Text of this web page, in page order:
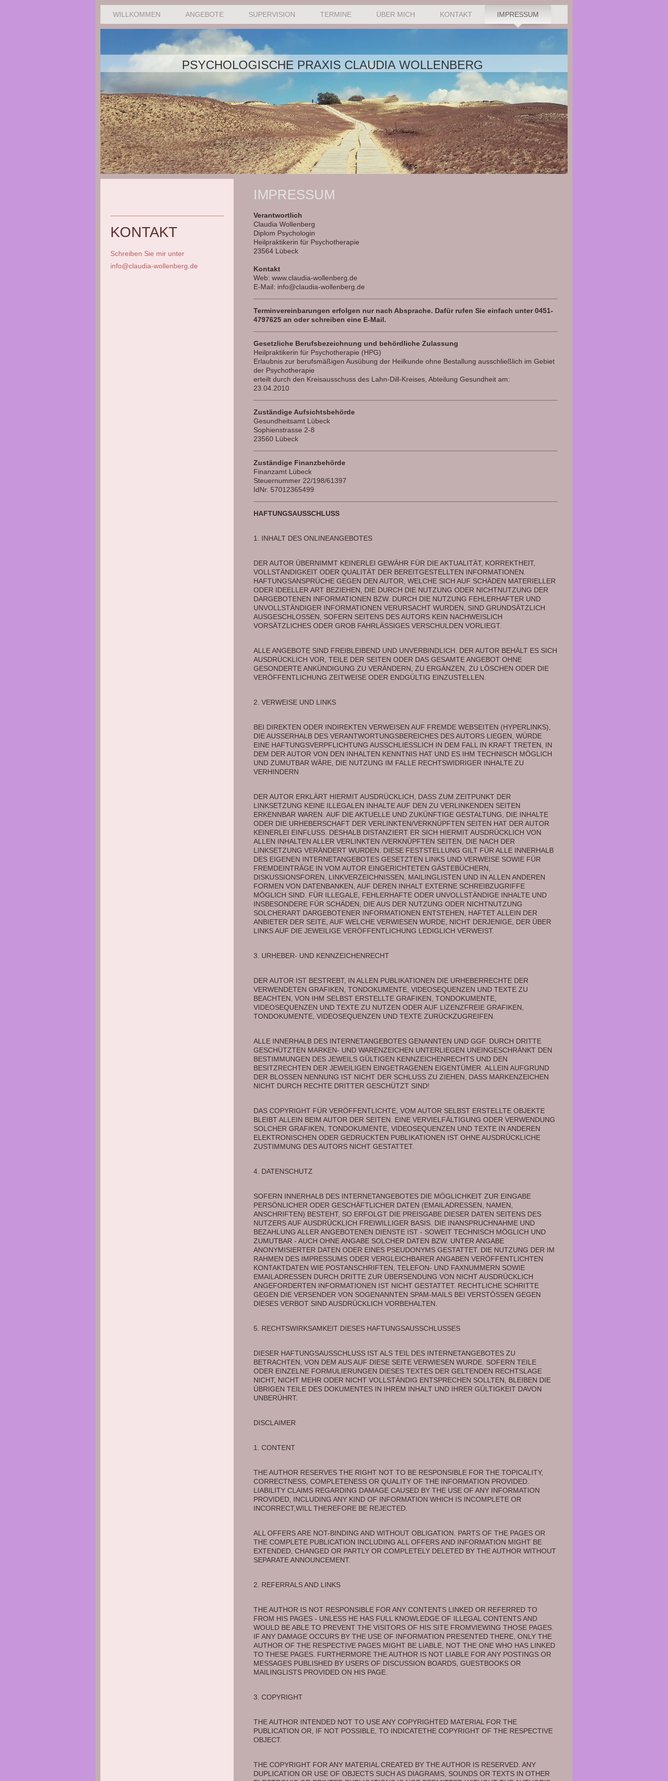
WILLKOMMEN ANGEBOTE SUPERVISION TERMINE ÜBER MICH KONTAKT IMPRESSUM
PSYCHOLOGISCHE PRAXIS CLAUDIA WOLLENBERG
IMPRESSUM
Verantwortlich
Claudia Wollenberg
Diplom Psychologin
Heilpraktikerin für Psychotherapie
23564 Lübeck
Kontakt
Web: www.claudia-wollenberg.de
E-Mail: info@claudia-wollenberg.de
Terminvereinbarungen erfolgen nur nach Absprache. Dafür rufen Sie einfach unter0451-
4797625 an oder schreiben eine E-Mail.
Gesetzliche Berufsbezeichnung und behördliche Zulassung
Heilpraktikerin für Psychotherapie (HPG)
Erlaubnis zur berufsmäßigen Ausübung der Heilkunde ohne Bestallung ausschließlich im Gebiet
der Psychotherapie
erteilt durch den Kreisausschuss des Lahn-Dill-Kreises, Abteilung Gesundheit am:
23.04.2010
Zuständige Aufsichtsbehörde
Gesundheitsamt Lübeck
Sophienstrasse 2-8
23560 Lübeck
Zuständige Finanzbehörde
Finanzamt Lübeck
Steuernummer 22/198/61397
IdNr. 57012365499
HAFTUNGSAUSSCHLUSS
1. INHALT DES ONLINEANGEBOTES
DER AUTOR ÜBERNIMMT KEINERLEI GEWÄHR FÜR DIE AKTUALITÄT, KORREKTHEIT,
VOLLSTÄNDIGKEIT ODER QUALITÄT DER BEREITGESTELLTEN INFORMATIONEN.
HAFTUNGSANSPRÜCHE GEGEN DEN AUTOR, WELCHE SICH AUF SCHÄDEN MATERIELLER
ODER IDEELLER ART BEZIEHEN, DIE DURCH DIE NUTZUNG ODER NICHTNUTZUNG DER
DARGEBOTENEN INFORMATIONEN BZW. DURCH DIE NUTZUNG FEHLERHAFTER UND
UNVOLLSTÄNDIGER INFORMATIONEN VERURSACHT WURDEN, SIND GRUNDSÄTZLICH
AUSGESCHLOSSEN, SOFERN SEITENS DES AUTORS KEIN NACHWEISLICH
VORSÄTZLICHES ODER GROB FAHRLÄSSIGES VERSCHULDEN VORLIEGT.
ALLE ANGEBOTE SIND FREIBLEIBEND UND UNVERBINDLICH. DER AUTOR BEHÄLT ES SICH
AUSDRÜCKLICH VOR, TEILE DER SEITEN ODER DAS GESAMTE ANGEBOT OHNE
GESONDERTE ANKÜNDIGUNG ZU VERÄNDERN, ZU ERGÄNZEN, ZU LÖSCHEN ODER DIE
VERÖFFENTLICHUNG ZEITWEISE ODER ENDGÜLTIG EINZUSTELLEN.
2. VERWEISE UND LINKS
BEI DIREKTEN ODER INDIREKTEN VERWEISEN AUF FREMDE WEBSEITEN (HYPERLINKS),
DIE AUSSERHALB DES VERANTWORTUNGSBEREICHES DES AUTORS LIEGEN, WÜRDE
EINE HAFTUNGSVERPFLICHTUNG AUSSCHLIESSLICH IN DEM FALL IN KRAFT TRETEN, IN
DEM DER AUTOR VON DEN INHALTEN KENNTNIS HAT UND ES IHM TECHNISCH MÖGLICH
UND ZUMUTBAR WÄRE, DIE NUTZUNG IM FALLE RECHTSWIDRIGER INHALTE ZU
VERHINDERN
DER AUTOR ERKLÄRT HIERMIT AUSDRÜCKLICH, DASS ZUM ZEITPUNKT DER
LINKSETZUNG KEINE ILLEGALEN INHALTE AUF DEN ZU VERLINKENDEN SEITEN
ERKENNBAR WAREN. AUF DIE AKTUELLE UND ZUKÜNFTIGE GESTALTUNG, DIE INHALTE
ODER DIE URHEBERSCHAFT DER VERLINKTEN/VERKNÜPFTEN SEITEN HAT DER AUTOR
KEINERLEI EINFLUSS. DESHALB DISTANZIERT ER SICH HIERMIT AUSDRÜCKLICH VON
ALLEN INHALTEN ALLER VERLINKTEN /VERKNÜPFTEN SEITEN, DIE NACH DER
LINKSETZUNG VERÄNDERT WURDEN. DIESE FESTSTELLUNG GILT FÜR ALLE INNERHALB
DES EIGENEN INTERNETANGEBOTES GESETZTEN LINKS UND VERWEISE SOWIE FÜR
FREMDEINTRÄGE IN VOM AUTOR EINGERICHTETEN GÄSTEBÜCHERN,
DISKUSSIONSFOREN, LINKVERZEICHNISSEN, MAILINGLISTEN UND IN ALLEN ANDEREN
FORMEN VON DATENBANKEN, AUF DEREN INHALT EXTERNE SCHREIBZUGRIFFE
MÖGLICH SIND. FÜR ILLEGALE, FEHLERHAFTE ODER UNVOLLSTÄNDIGE INHALTE UND
INSBESONDERE FÜR SCHÄDEN, DIE AUS DER NUTZUNG ODER NICHTNUTZUNG
SOLCHERART DARGEBOTENER INFORMATIONEN ENTSTEHEN, HAFTET ALLEIN DER
ANBIETER DER SEITE, AUF WELCHE VERWIESEN WURDE, NICHT DERJENIGE, DER ÜBER
LINKS AUF DIE JEWEILIGE VERÖFFENTLICHUNG LEDIGLICH VERWEIST.
3. URHEBER- UND KENNZEICHENRECHT
DER AUTOR IST BESTREBT, IN ALLEN PUBLIKATIONEN DIE URHEBERRECHTE DER
VERWENDETEN GRAFIKEN, TONDOKUMENTE, VIDEOSEQUENZEN UND TEXTE ZU
BEACHTEN, VON IHM SELBST ERSTELLTE GRAFIKEN, TONDOKUMENTE,
VIDEOSEQUENZEN UND TEXTE ZU NUTZEN ODER AUF LIZENZFREIE GRAFIKEN,
TONDOKUMENTE, VIDEOSEQUENZEN UND TEXTE ZURÜCKZUGREIFEN.
ALLE INNERHALB DES INTERNETANGEBOTES GENANNTEN UND GGF. DURCH DRITTE
GESCHÜTZTEN MARKEN- UND WARENZEICHEN UNTERLIEGEN UNEINGESCHRÄNKT DEN
BESTIMMUNGEN DES JEWEILS GÜLTIGEN KENNZEICHENRECHTS UND DEN
BESITZRECHTEN DER JEWEILIGEN EINGETRAGENEN EIGENTÜMER. ALLEIN AUFGRUND
DER BLOSSEN NENNUNG IST NICHT DER SCHLUSS ZU ZIEHEN, DASS MARKENZEICHEN
NICHT DURCH RECHTE DRITTER GESCHÜTZT SIND!
DAS COPYRIGHT FÜR VERÖFFENTLICHTE, VOM AUTOR SELBST ERSTELLTE OBJEKTE
BLEIBT ALLEIN BEIM AUTOR DER SEITEN. EINE VERVIELFÄLTIGUNG ODER VERWENDUNG
SOLCHER GRAFIKEN, TONDOKUMENTE, VIDEOSEQUENZEN UND TEXTE IN ANDEREN
ELEKTRONISCHEN ODER GEDRUCKTEN PUBLIKATIONEN IST OHNE AUSDRÜCKLICHE
ZUSTIMMUNG DES AUTORS NICHT GESTATTET.
4. DATENSCHUTZ
SOFERN INNERHALB DES INTERNETANGEBOTES DIE MÖGLICHKEIT ZUR EINGABE
PERSÖNLICHER ODER GESCHÄFTLICHER DATEN (EMAILADRESSEN, NAMEN,
ANSCHRIFTEN) BESTEHT, SO ERFOLGT DIE PREISGABE DIESER DATEN SEITENS DES
NUTZERS AUF AUSDRÜCKLICH FREIWILLIGER BASIS. DIE INANSPRUCHNAHME UND
BEZAHLUNG ALLER ANGEBOTENEN DIENSTE IST - SOWEIT TECHNISCH MÖGLICH UND
ZUMUTBAR - AUCH OHNE ANGABE SOLCHER DATEN BZW. UNTER ANGABE
ANONYMISIERTER DATEN ODER EINES PSEUDONYMS GESTATTET. DIE NUTZUNG DER IM
RAHMEN DES IMPRESSUMS ODER VERGLEICHBARER ANGABEN VERÖFFENTLICHTEN
KONTAKTDATEN WIE POSTANSCHRIFTEN, TELEFON- UND FAXNUMMERN SOWIE
EMAILADRESSEN DURCH DRITTE ZUR ÜBERSENDUNG VON NICHT AUSDRÜCKLICH
ANGEFORDERTEN INFORMATIONEN IST NICHT GESTATTET. RECHTLICHE SCHRITTE
GEGEN DIE VERSENDER VON SOGENANNTEN SPAM-MAILS BEI VERSTÖSSEN GEGEN
DIESES VERBOT SIND AUSDRÜCKLICH VORBEHALTEN.
5. RECHTSWIRKSAMKEIT DIESES HAFTUNGSAUSSCHLUSSES
DIESER HAFTUNGSAUSSCHLUSS IST ALS TEIL DES INTERNETANGEBOTES ZU
BETRACHTEN, VON DEM AUS AUF DIESE SEITE VERWIESEN WURDE. SOFERN TEILE
ODER EINZELNE FORMULIERUNGEN DIESES TEXTES DER GELTENDEN RECHTSLAGE
NICHT, NICHT MEHR ODER NICHT VOLLSTÄNDIG ENTSPRECHEN SOLLTEN, BLEIBEN DIE
ÜBRIGEN TEILE DES DOKUMENTES IN IHREM INHALT UND IHRER GÜLTIGKEIT DAVON
UNBERÜHRT.
DISCLAIMER
1. CONTENT
THE AUTHOR RESERVES THE RIGHT NOT TO BE RESPONSIBLE FOR THE TOPICALITY,
CORRECTNESS, COMPLETENESS OR QUALITY OF THE INFORMATION PROVIDED.
LIABILITY CLAIMS REGARDING DAMAGE CAUSED BY THE USE OF ANY INFORMATION
PROVIDED, INCLUDING ANY KIND OF INFORMATION WHICH IS INCOMPLETE OR
INCORRECT,WILL THEREFORE BE REJECTED.
ALL OFFERS ARE NOT-BINDING AND WITHOUT OBLIGATION. PARTS OF THE PAGES OR
THE COMPLETE PUBLICATION INCLUDING ALL OFFERS AND INFORMATION MIGHT BE
EXTENDED, CHANGED OR PARTLY OR COMPLETELY DELETED BY THE AUTHOR WITHOUT
SEPARATE ANNOUNCEMENT.
2. REFERRALS AND LINKS
THE AUTHOR IS NOT RESPONSIBLE FOR ANY CONTENTS LINKED OR REFERRED TO
FROM HIS PAGES - UNLESS HE HAS FULL KNOWLEDGE OF ILLEGAL CONTENTS AND
WOULD BE ABLE TO PREVENT THE VISITORS OF HIS SITE FROMVIEWING THOSE PAGES.
IF ANY DAMAGE OCCURS BY THE USE OF INFORMATION PRESENTED THERE, ONLY THE
AUTHOR OF THE RESPECTIVE PAGES MIGHT BE LIABLE, NOT THE ONE WHO HAS LINKED
TO THESE PAGES. FURTHERMORE THE AUTHOR IS NOT LIABLE FOR ANY POSTINGS OR
MESSAGES PUBLISHED BY USERS OF DISCUSSION BOARDS, GUESTBOOKS OR
MAILINGLISTS PROVIDED ON HIS PAGE.
3. COPYRIGHT
THE AUTHOR INTENDED NOT TO USE ANY COPYRIGHTED MATERIAL FOR THE
PUBLICATION OR, IF NOT POSSIBLE, TO INDICATETHE COPYRIGHT OF THE RESPECTIVE
OBJECT.
THE COPYRIGHT FOR ANY MATERIAL CREATED BY THE AUTHOR IS RESERVED. ANY
DUPLICATION OR USE OF OBJECTS SUCH AS DIAGRAMS, SOUNDS OR TEXTS IN OTHER
KONTAKT
Schreiben Sie mir unter
info@claudia-wollenberg.de